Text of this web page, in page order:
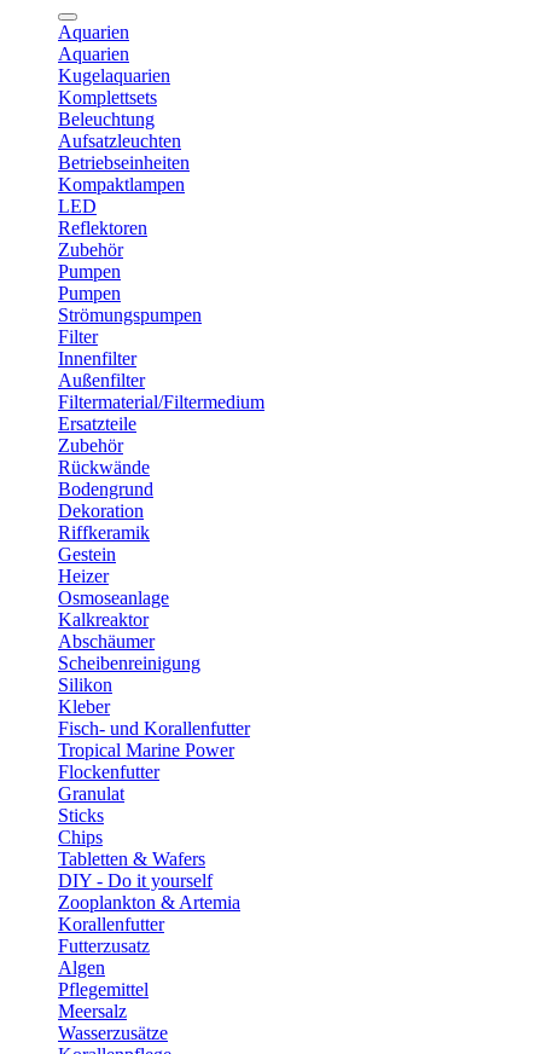
Aquarien
Aquarien
Kugelaquarien
Komplettsets
Beleuchtung
Aufsatzleuchten
Betriebseinheiten
Kompaktlampen
LED
Reflektoren
Zubehör
Pumpen
Pumpen
Strömungspumpen
Filter
Innenfilter
Außenfilter
Filtermaterial/Filtermedium
Ersatzteile
Zubehör
Rückwände
Bodengrund
Dekoration
Riffkeramik
Gestein
Heizer
Osmoseanlage
Kalkreaktor
Abschäumer
Scheibenreinigung
Silikon
Kleber
Fisch- und Korallenfutter
Tropical Marine Power
Flockenfutter
Granulat
Sticks
Chips
Tabletten & Wafers
DIY - Do it yourself
Zooplankton & Artemia
Korallenfutter
Futterzusatz
Algen
Pflegemittel
Meersalz
Wasserzusätze